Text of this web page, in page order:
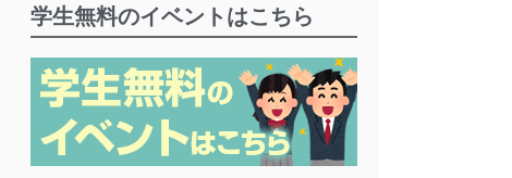
学生無料のイベントはこちら